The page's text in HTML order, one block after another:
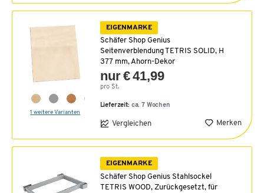
1 weitere Varianten
EIGENMARKE
Schäfer Shop Genius
Seitenverblendung TETRIS SOLID, H
377 mm, Ahorn-Dekor
nur € 41,99
pro St.
Lieferzeit: ca. 7 Wochen
Vergleichen Merken
EIGENMARKE
Schäfer Shop Genius Stahlsockel
TETRIS WOOD, Zurückgesetzt, für